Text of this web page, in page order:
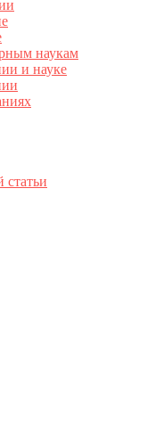
наукам
и науке
статьи